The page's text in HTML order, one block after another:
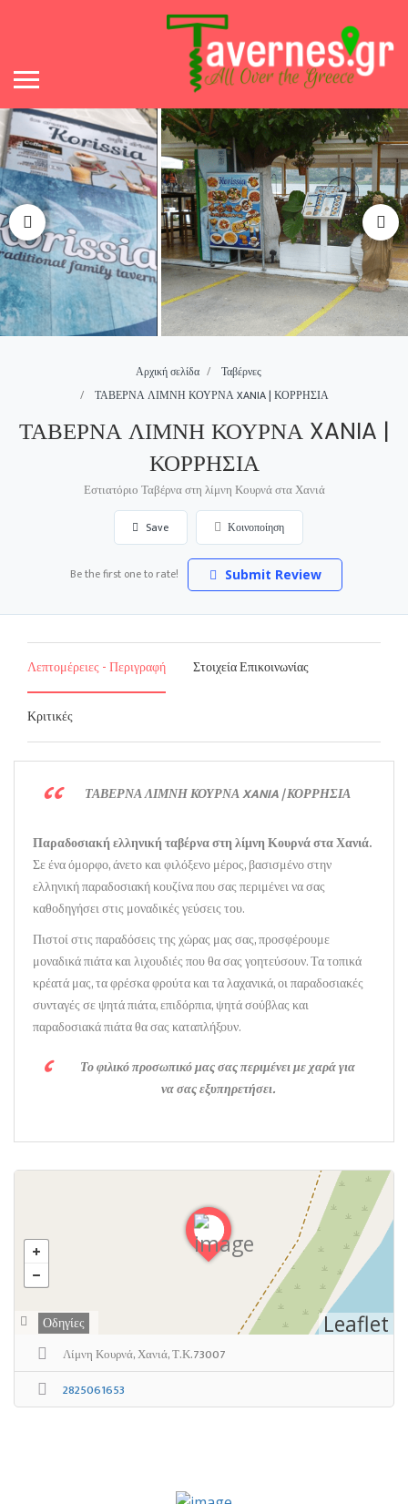
Αρχική σελίδα
Ταβέρνες
ΤΑΒΕΡΝΑ ΛΙΜΝΗ ΚΟΥΡΝΑ XANIA | ΚΟΡΡΗΣΙΑ
ΤΑΒΕΡΝΑ ΛΙΜΝΗ ΚΟΥΡΝΑ XANIA |
ΚΟΡΡΗΣΙΑ
Εστιατόριο Ταβέρνα στη λίμνη Κουρνά στα Χανιά
Save Κοινοποίηση
Be the first one to rate! Submit Review
Λεπτομέρειες - Περιγραφή Στοιχεία Επικοινωνίας
Κριτικές
ΤΑΒΕΡΝΑ ΛΙΜΝΗ ΚΟΥΡΝΑ XANIA | ΚΟΡΡΗΣΙΑ
Παραδοσιακή ελληνική ταβέρνα στη λίμνη Κουρνά στα Χανιά.
Σε ένα όμορφο, άνετο και φιλόξενο μέρος, βασισμένο στην
ελληνική παραδοσιακή κουζίνα που σας περιμένει να σας
καθοδηγήσει στις μοναδικές γεύσεις του.
Πιστοί στις παραδόσεις της χώρας μας σας, προσφέρουμε
μοναδικά πιάτα και λιχουδιές που θα σας γοητεύσουν. Τα τοπικά
κρέατά μας, τα φρέσκα φρούτα και τα λαχανικά, οι παραδοσιακές
συνταγές σε ψητά πιάτα, επιδόρπια, ψητά σούβλας και
παραδοσιακά πιάτα θα σας καταπλήξουν.
Το φιλικό προσωπικό μας σας περιμένει με χαρά για
να σας εξυπηρετήσει.
Leaflet
Οδηγίες
Λίμνη Κουρνά, Χανιά, Τ.Κ.73007
2825061653